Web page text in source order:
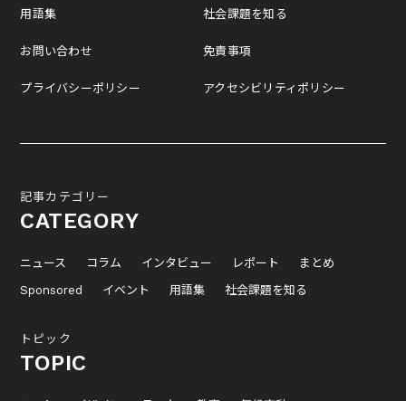
用語集
お問い合わせ
プライバシーポリシー
社会課題を知る
免責事項
アクセシビリティポリシー
記事カテゴリー
CATEGORY
ニュース コラム インタビュー レポート
まとめ
Sponsored
イベント 用語集 社会課題を知る
トピック
TOPIC